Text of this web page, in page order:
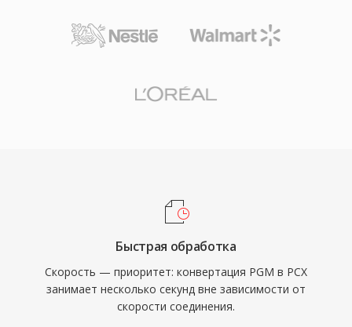
Быстрая обработка
Скорость — приоритет: конвертация PGM в PCX
занимает несколько секунд вне зависимости от
скорости соединения.